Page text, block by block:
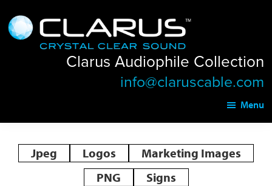
to
main
to
footer
Clarus
Audiophile
Collection
Clarus Audiophile Collection
info@claruscable.com
Menu
Jpeg Logos
Marketing Images
PNG
Signs